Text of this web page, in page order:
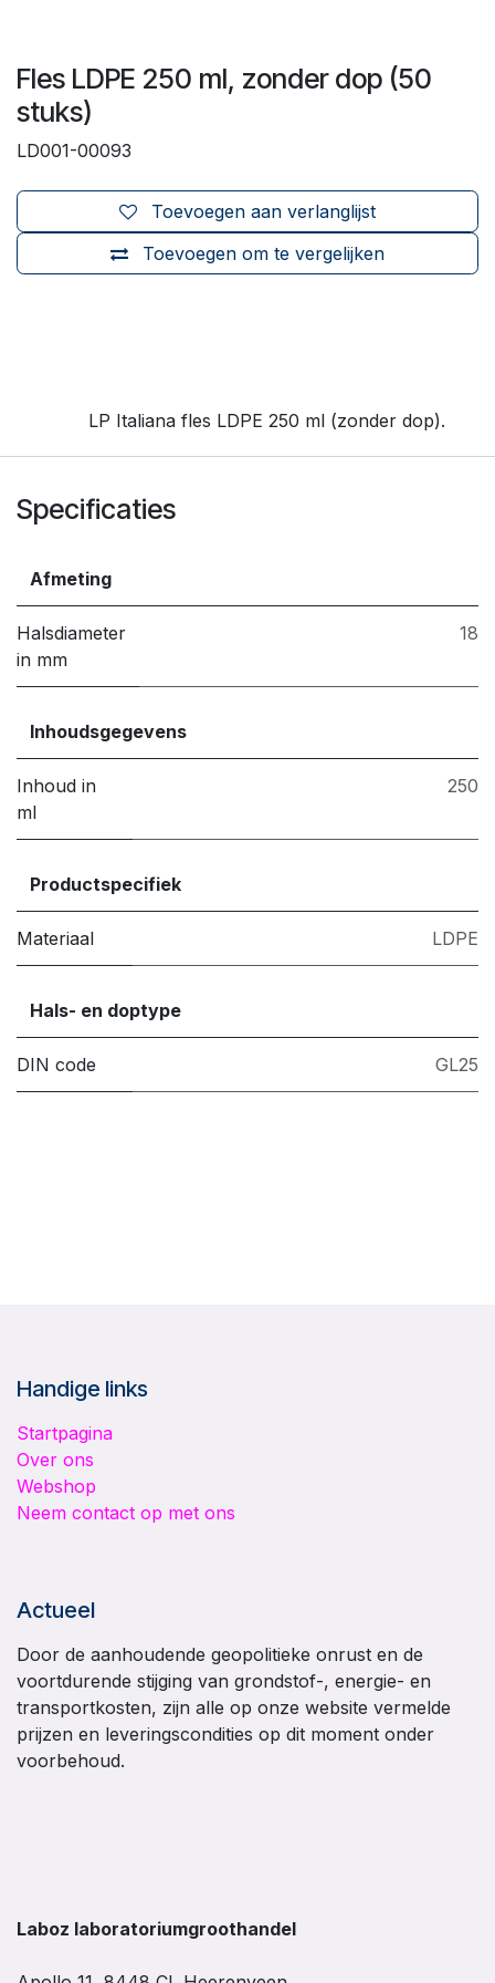
Fles LDPE 250 ml, zonder dop (50
stuks)
LD001-00093
Toevoegen om te vergelijken
Toevoegen aan verlanglijst
LP Italiana fles LDPE 250 ml (zonder dop).
Specificaties
Afmeting
Halsdiameter
in mm
18
Inhoudsgegevens
Inhoud in
ml
250
Productspecifiek
Materiaal LDPE
Hals- en doptype
DIN code GL25
Handige links
Startpagina
Over ons
Webshop
Neem contact op met ons
Actueel
Door de aanhoudende geopolitieke onrust en de
voortdurende stijging van grondstof-, energie- en
transportkosten, zijn alle op onze website vermelde
prijzen en leveringscondities op dit moment onder
voorbehoud.
Laboz laboratoriumgroothandel